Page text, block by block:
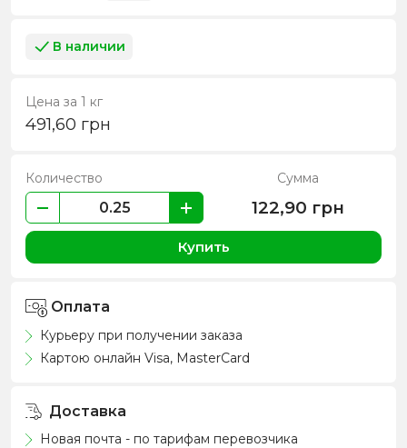
В наличии
Цена за 1 кг
491,60 грн
Количество Сумма
122,90 грн
Купить
Оплата
Курьеру при получении заказа
Картою онлайн Visa, MasterCard
Доставка
Новая почта - по тарифам перевозчика